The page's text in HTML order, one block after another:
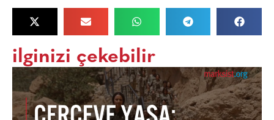
ilginizi çekebilir